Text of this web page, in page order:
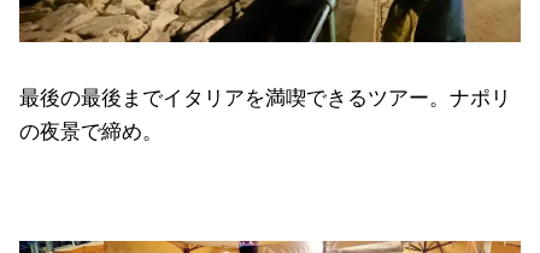
最後の最後までイタリアを満喫できるツアー。ナポリ
の夜景で締め。